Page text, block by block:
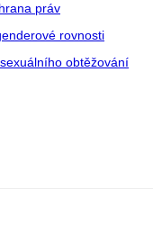
práv
rovnosti
obtěžování